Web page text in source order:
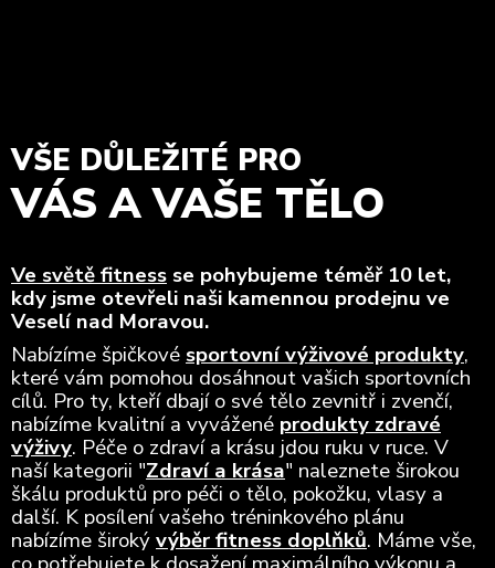
VŠE DŮLEŽITÉ PRO
VÁS A VAŠE TĚLO
Ve světě fitness se pohybujeme téměř 10 let,
kdy jsme otevřeli naši kamennou prodejnu ve
Veselí nad Moravou.
Nabízíme špičkové sportovní výživové produkty,
které vám pomohou dosáhnout vašich sportovních
cílů. Pro ty, kteří dbají o své tělo zevnitř i zvenčí,
nabízíme kvalitní a vyvážené produkty zdravé
výživy. Péče o zdraví a krásu jdou ruku v ruce. V
naší kategorii "Zdraví a krása" naleznete širokou
škálu produktů pro péči o tělo, pokožku, vlasy a
další. K posílení vašeho tréninkového plánu
nabízíme širokývýběr fitness doplňků. Máme vše,